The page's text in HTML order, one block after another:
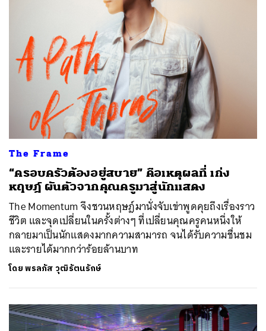
The Frame
“ครอบครัวต้องอยู่สบาย” คือเหตุผลที่ เก่ง
หฤษฎ์ ผันตัวจากคุณครูมาสู่นักแสดง
The Momentum จึงชวนหฤษฎ์มานั่งจับเข่าพูดคุยถึงเรื่องราว
ชีวิต และจุดเปลี่ยนในครั้งต่างๆ ที่เปลี่ยนคุณครูคนหนึ่งให้
กลายมาเป็นนักแสดงมากความสามารถ จนได้รับความชื่นชม
และรายได้มากกว่าร้อยล้านบาท
โดยพรลภัส วุฒิรัตนรักษ์